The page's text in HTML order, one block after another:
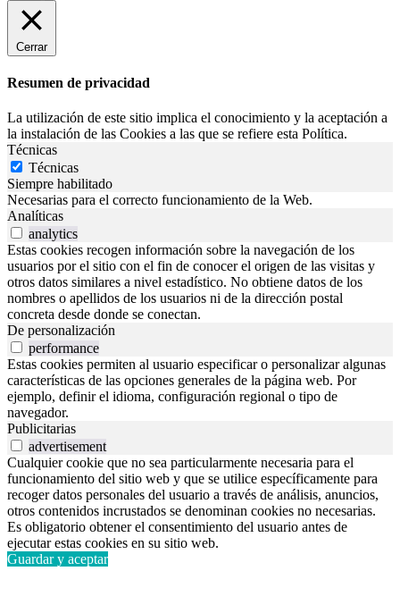
Cerrar
Resumen de privacidad
La utilización de este sitio implica el conocimiento y la aceptación a
la instalación de las Cookies a las que se refiere esta Política.
Técnicas
Técnicas
Siempre habilitado
Necesarias para el correcto funcionamiento de la Web.
Analíticas
analytics
Estas cookies recogen información sobre la navegación de los
usuarios por el sitio con el fin de conocer el origen de las visitas y
otros datos similares a nivel estadístico. No obtiene datos de los
nombres o apellidos de los usuarios ni de la dirección postal
concreta desde donde se conectan.
De personalización
performance
Estas cookies permiten al usuario especificar o personalizar algunas
características de las opciones generales de la página web. Por
ejemplo, definir el idioma, configuración regional o tipo de
navegador.
Publicitarias
advertisement
Cualquier cookie que no sea particularmente necesaria para el
funcionamiento del sitio web y que se utilice específicamente para
recoger datos personales del usuario a través de análisis, anuncios,
otros contenidos incrustados se denominan cookies no necesarias.
Es obligatorio obtener el consentimiento del usuario antes de
ejecutar estas cookies en su sitio web.
Guardar y aceptar